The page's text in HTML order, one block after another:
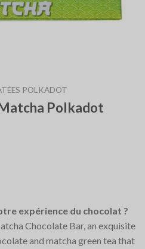
POLKADOT
Polkadot
expérience du chocolat ?
Chocolate Bar, an exquisite
and matcha green tea that